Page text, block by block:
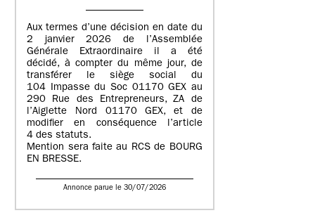
Aux termes d’une décision en date du
2 janvier 2026 de l’Assemblée
Générale Extraordinaire il a été
décidé, à compter du même jour, de
transférer le siège social du
104 Impasse du Soc 01170 GEX au
290 Rue des Entrepreneurs, ZA de
l’Aiglette Nord 01170 GEX, et de
modifier en conséquence l’article
4 des statuts.
Mention sera faite au RCS de BOURG
EN BRESSE.
Annonce parue le 30/07/2026